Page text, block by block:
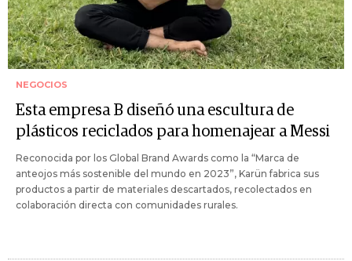
NEGOCIOS
Esta empresa B diseñó una escultura de
plásticos reciclados para homenajear a Messi
Reconocida por los Global Brand Awards como la “Marca de
anteojos más sostenible del mundo en 2023”, Karün fabrica sus
productos a partir de materiales descartados, recolectados en
colaboración directa con comunidades rurales.